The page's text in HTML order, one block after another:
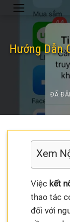
Chuyển
dungHướng Dẫn
ĐÃ
Xem
Việc kết
thao tác
đối với